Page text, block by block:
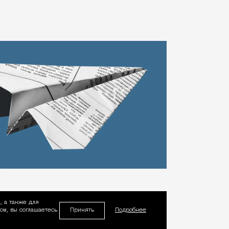
а также для
вы соглашаетесь
Принять Подробнее